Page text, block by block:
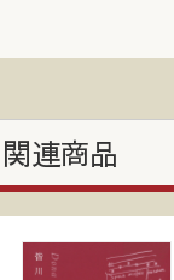
関連商品